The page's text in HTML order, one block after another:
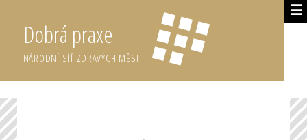
☰
Dobrá praxe
NÁRODNÍ SÍŤ ZDRAVÝCH MĚST